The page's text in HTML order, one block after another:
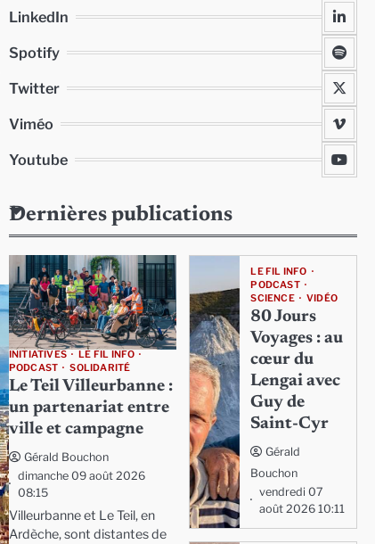
LinkedIn
Spotify
Twitter
Viméo
Youtube
Dernières publications
INITIATIVES
LE FIL INFO
PODCAST
SOLIDARITÉ
Le Teil Villeurbanne :
un partenariat entre
ville et campagne
Gérald Bouchon
dimanche 09 août 2026
08:15
Villeurbanne et Le Teil, en
Ardèche, sont distantes de
LE FIL INFO
PODCAST
SCIENCE
VIDÉO
80 Jours
Voyages : au
cœur du
Lengai avec
Guy de
Saint-Cyr
Gérald
Bouchon
vendredi 07
août 2026 10:11